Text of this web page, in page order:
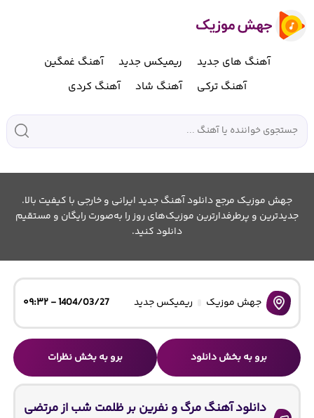
آهنگ های جدید ریمیکس جدید
آهنگ غمگین
آهنگ ترکی
آهنگ شاد آهنگ کردی
جهش موزیک مرجع دانلود آهنگ جدید ایرانی و خارجی با کیفیت بالا.
جدیدترین و پرطرفدارترین موزیک‌های روز را به‌صورت رایگان و مستقیم
دانلود کنید.
جهش موزیک ریمیکس جدید 1404/03/27 - ۰۹:۳۲
برو به بخش دانلود برو به بخش نظرات
دانلود آهنگ مرگ و نفرین بر ظلمت شب از مرتضی